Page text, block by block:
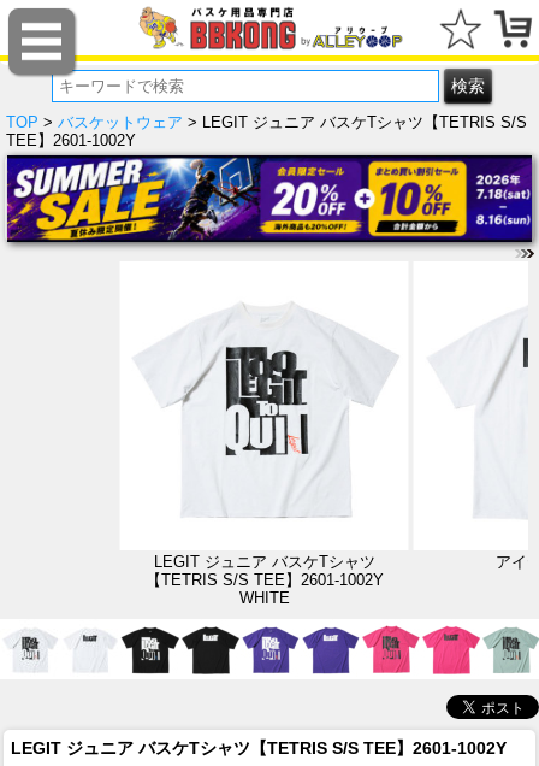
TOP > バスケットウェア > LEGIT ジュニア バスケTシャツ【TETRIS S/S
TEE】2601-1002Y
LEGIT ジュニア バスケTシャツ
【TETRIS S/S TEE】2601-1002Y
WHITE
アイ
LEGIT ジュニア バスケTシャツ【TETRIS S/S TEE】2601-1002Y